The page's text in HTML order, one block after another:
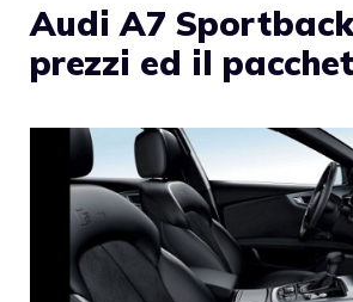
Audi A7
prezzi ed il